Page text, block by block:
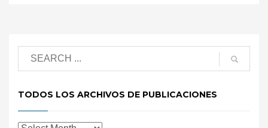
TODOS LOS ARCHIVOS DE PUBLICACIONES